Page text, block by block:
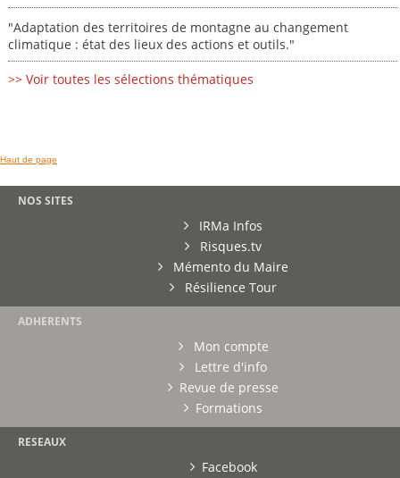
"Adaptation des territoires de montagne au changement
climatique : état des lieux des actions et outils."
>> Voir toutes les sélections thématiques
Haut de page
NOS SITES
IRMa Infos
Risques.tv
Mémento du Maire
Résilience Tour
ADHERENTS
Mon compte
Lettre d'info
Revue de presse
Formations
RESEAUX
Facebook